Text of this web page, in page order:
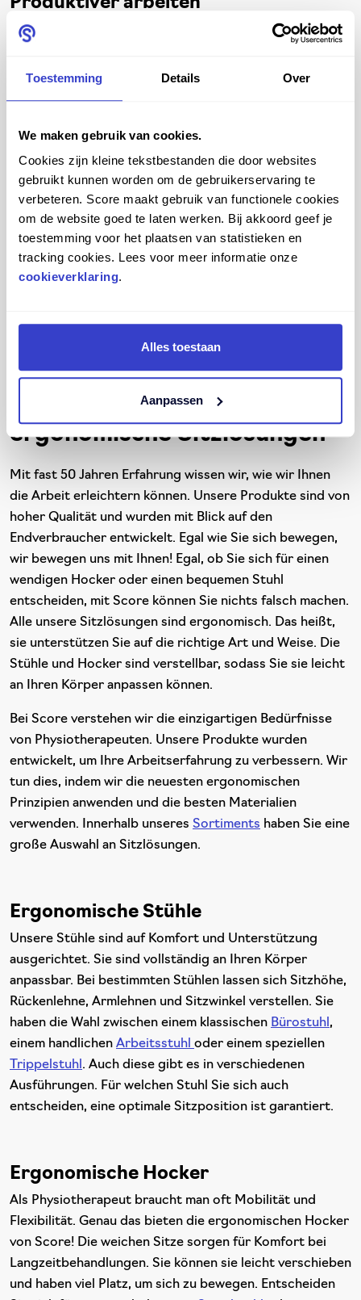
Toestemming Details Over
We maken gebruik van cookies.
Cookies zijn kleine tekstbestanden die door websites
gebruikt kunnen worden om de gebruikerservaring te
verbeteren. Score maakt gebruik van functionele cookies
om de website goed te laten werken. Bij akkoord geef je
toestemming voor het plaatsen van statistieken en
tracking cookies. Lees voor meer informatie onze
cookieverklaring.
Alles toestaan
Aanpassen
Wussten Sie, dass Sie mit einem Score Stuhl oder
arbeiten? Dadurch, dass Sie schnell und einfach die
länger leistungsfähig. Und nicht nur das: Sie können sich
besser und länger konzentrieren. Weil du besser atmest
und die Durchblutung förderst, gelangt mehr Sauerstoff
in deine Organe. Dadurch bist du schärfer und wirst
weniger schnell müde. Außerdem werden Sie nicht von
lästigen Schmerzen abgelenkt. Auf diese Weise
schenken Sie Ihren Kunden mehr Aufmerksamkeit und
können nach einem langen Arbeitstag auch in Ihrer
andere Art zu arbeiten und zu leben.
Score: Ihr Partner für
ergonomische Sitzlösungen
Mit fast 50 Jahren Erfahrung wissen wir, wie wir Ihnen
die Arbeit erleichtern können. Unsere Produkte sind von
hoher Qualität und wurden mit Blick auf den
Endverbraucher entwickelt. Egal wie Sie sich bewegen,
wir bewegen uns mit Ihnen! Egal, ob Sie sich für einen
wendigen Hocker oder einen bequemen Stuhl
entscheiden, mit Score können Sie nichts falsch machen.
Alle unsere Sitzlösungen sind ergonomisch. Das heißt,
sie unterstützen Sie auf die richtige Art und Weise. Die
Stühle und Hocker sind verstellbar, sodass Sie sie leicht
an Ihren Körper anpassen können.
Bei Score verstehen wir die einzigartigen Bedürfnisse
von Physiotherapeuten. Unsere Produkte wurden
entwickelt, um Ihre Arbeitserfahrung zu verbessern. Wir
tun dies, indem wir die neuesten ergonomischen
Prinzipien anwenden und die besten Materialien
verwenden. Innerhalb unseres Sortiments haben Sie eine
große Auswahl an Sitzlösungen.
Ergonomische Stühle
Unsere Stühle sind auf Komfort und Unterstützung
ausgerichtet. Sie sind vollständig an Ihren Körper
anpassbar. Bei bestimmten Stühlen lassen sich Sitzhöhe,
Rückenlehne, Armlehnen und Sitzwinkel verstellen. Sie
haben die Wahl zwischen einem klassischen Bürostuhl ,
einem handlichen Arbeitsstuhl oder einem speziellen
Trippelstuhl . Auch diese gibt es in verschiedenen
Ausführungen. Für welchen Stuhl Sie sich auch
entscheiden, eine optimale Sitzposition ist garantiert.
Ergonomische Hocker
Als Physiotherapeut braucht man oft Mobilität und
Flexibilität. Genau das bieten die ergonomischen Hocker
von Score! Die weichen Sitze sorgen für Komfort bei
Langzeitbehandlungen. Sie können sie leicht verschieben
und haben viel Platz, um sich zu bewegen. Entscheiden